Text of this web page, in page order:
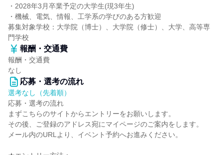
・2028年3月卒業予定の大学生(現3年生)
・機械、電気、情報、工学系の学びのある方歓迎
募集対象学校：大学院（博士）、大学院（修士）、大学、高等専
門学校
報酬・交通費
報酬・交通費
なし
応募・選考の流れ
選考なし（先着順）
応募・選考の流れ
まずこちらのサイトからエントリーをお願いします。
その後、ご登録のアドレス宛にマイページのご案内をします。
メール内のURLより、イベント予約へお進みください。